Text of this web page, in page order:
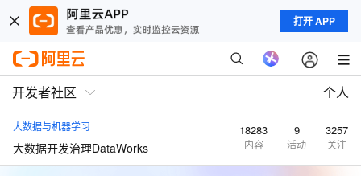
打开 APP
开发者社区 个人
大数据与机器学习
大数据开发治理DataWorks
18283
内容
9
活动
3257
关注